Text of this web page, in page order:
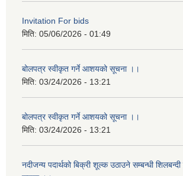
Invitation For bids
मिति: 05/06/2026 - 01:49
बोलपत्र स्वीकृत गर्ने आशयको सूचना ।।
मिति: 03/24/2026 - 13:21
बोलपत्र स्वीकृत गर्ने आशयको सूचना ।।
मिति: 03/24/2026 - 13:21
नदीजन्य पदार्थको बिक्री शूल्क उठाउने सम्बन्धी